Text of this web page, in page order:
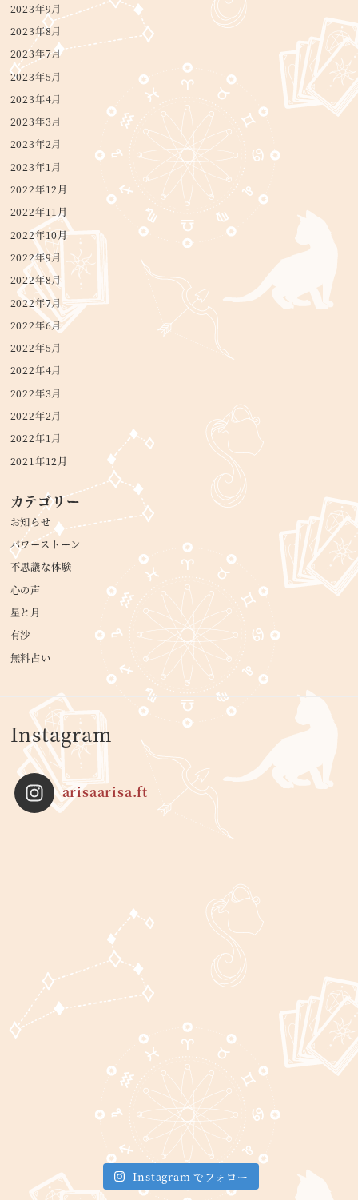
2023年9月
2023年8月
2023年7月
2023年5月
2023年4月
2023年3月
2023年2月
2023年1月
2022年12月
2022年11月
2022年10月
2022年9月
2022年8月
2022年7月
2022年6月
2022年5月
2022年4月
2022年3月
2022年2月
2022年1月
2021年12月
カテゴリー
お知らせ
パワーストーン
不思議な体験
心の声
星と月
有沙
無料占い
Instagram
arisaarisa.ft
Instagram でフォロー